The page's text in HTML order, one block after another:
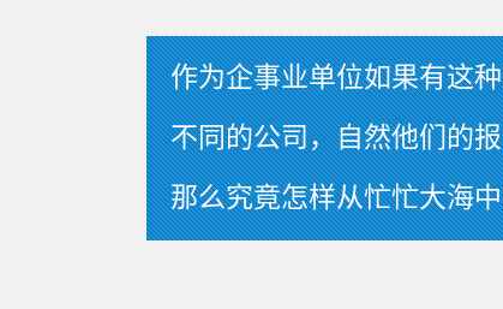
作为企事业单位如果有这
不同的公司，自然他们的
那么究竟怎样从忙忙大海